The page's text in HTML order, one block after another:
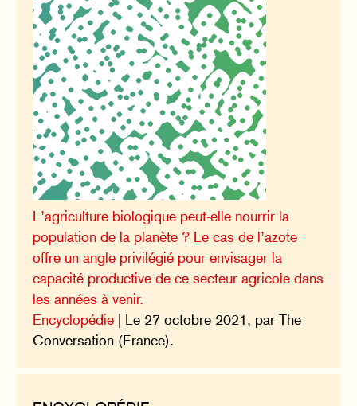
L’agriculture biologique peut-elle nourrir la
population de la planète ? Le cas de l’azote
offre un angle privilégié pour envisager la
capacité productive de ce secteur agricole dans
les années à venir.
Encyclopédie | Le 27 octobre 2021, par The
Conversation (France).